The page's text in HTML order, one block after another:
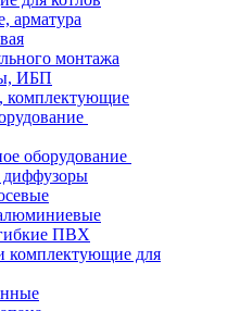
арматура
монтажа
ИБП
комплектующие
оборудование
ПВХ
комплектующие для